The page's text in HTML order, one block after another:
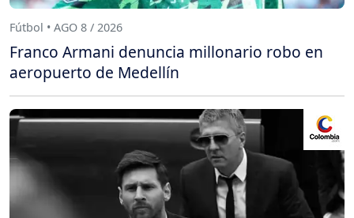
Fútbol • AGO 8 / 2026
Franco Armani denuncia millonario robo en
aeropuerto de Medellín